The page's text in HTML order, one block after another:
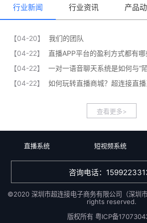
行业新闻 行业资讯 产品
【04-20】
我们的团队
【04-22】
直播APP平台的盈利方式都有哪
【04-22】
一对一语音聊天系统是如何与“陌
【04-22】
如何玩转直播商城？超连接直
查看更多>
直播系统 短视频系统
咨询电话：
©2020 深圳市超连接电子商务有限公司（深圳
rights reserved.
版权所有 粤ICP备